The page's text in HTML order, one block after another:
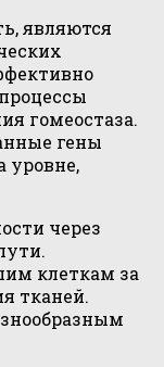
являются
гомеостаза.
гены
уровне,
через
клеткам за
тканей.